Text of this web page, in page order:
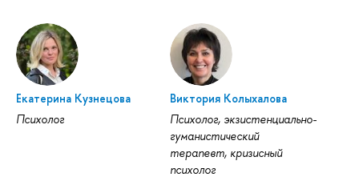
Екатерина Кузнецова
Психолог
Виктория Колыхалова
Психолог, экзистенциально-
гуманистический
терапевт, кризисный
психолог